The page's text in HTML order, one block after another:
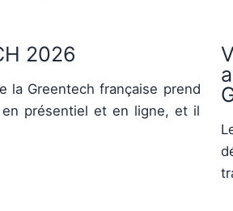
2026
la Greentech française prend
présentiel et en ligne, et il